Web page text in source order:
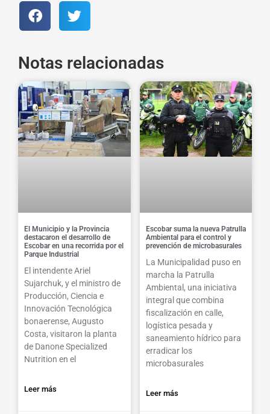
Notas relacionadas
El Municipio y la Provincia
destacaron el desarrollo de
Escobar en una recorrida por el
Parque Industrial
El intendente Ariel
Sujarchuk, y el ministro de
Producción, Ciencia e
Innovación Tecnológica
bonaerense, Augusto
Costa, visitaron la planta
de Danone Specialized
Nutrition en el
Leer más
Escobar suma la nueva Patrulla
Ambiental para el control y
prevención de microbasurales
La Municipalidad puso en
marcha la Patrulla
Ambiental, una iniciativa
integral que combina
fiscalización en calle,
logística pesada y
saneamiento hídrico para
erradicar los
microbasurales
Leer más